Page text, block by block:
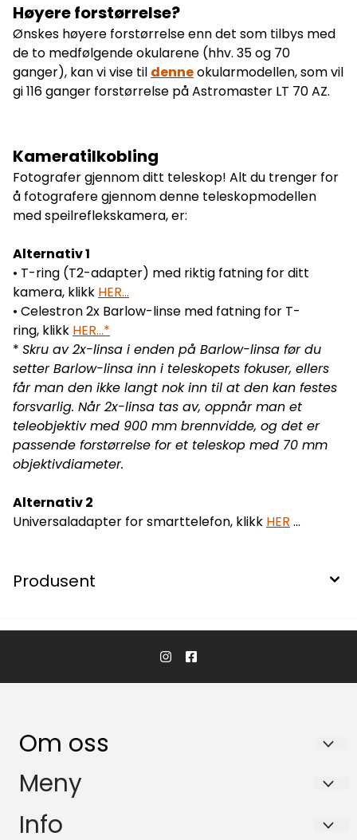
Høyere forstørrelse?
Ønskes høyere forstørrelse enn det som tilbys med
de to medfølgende okularene (hhv. 35 og 70
ganger), kan vi vise til denneokularmodellen, som vil
gi 116 ganger forstørrelse på Astromaster LT 70 AZ.
Kameratilkobling
Fotografer gjennom ditt teleskop! Alt du trenger for
å fotografere gjennom denne teleskopmodellen
med speilreflekskamera, er:
Alternativ 1
• T-ring (T2-adapter) med riktig fatning for ditt
kamera, klikk HER...
• Celestron 2x Barlow-linse med fatning for T-
ring, klikk HER...*
* Skru av 2x-linsa i enden på Barlow-linsa før du
setter Barlow-linsa inn i teleskopets fokuser, ellers
får man den ikke langt nok inn til at den kan festes
forsvarlig. Når 2x-linsa tas av, oppnår man et
teleobjektiv med 900 mm brennvidde, og det er
passende forstørrelse for et teleskop med 70 mm
objektivdiameter.
Alternativ 2
Universaladapter for smarttelefon, klikk HER ...
Produsent
Om oss
KikkertSpesialisten AS
Ingvald Ystgaards veg 15
7047 Trondheim
Meny
Salgsbetingelser
Info